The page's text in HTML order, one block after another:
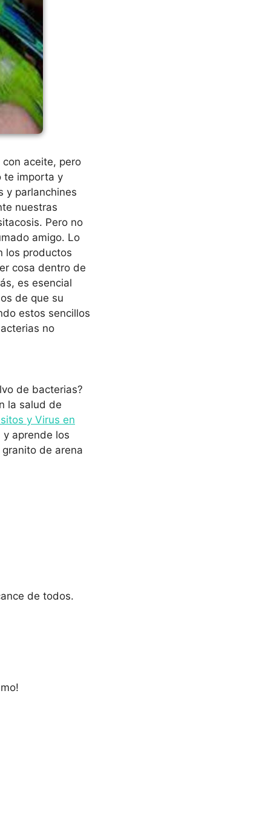
aceite, pero
te importa y
y parlanchines
nuestras
Pero no
amigo. Lo
los productos
cosa dentro de
es esencial
de que su
estos sencillos
no
de bacterias?
la salud de
y Virus en
y aprende los
de arena
de todos.